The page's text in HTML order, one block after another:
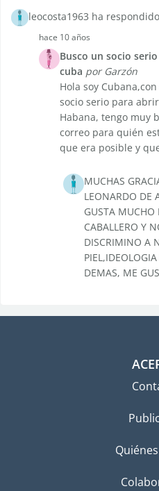
leocosta1963 ha
hace 10 años
Busco un socio
cuba por Garzón
Hola soy
socio serio para
Habana, tengo muy
correo para quién
que era posible y
MUCHAS
LEONARDO DE
GUSTA MUCHO
CABALLERO Y
DISCRIMINO A
DEMAS, ME